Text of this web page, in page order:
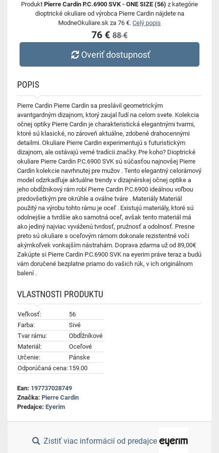
Produkt Pierre Cardin P.C.6900 SVK - ONE SIZE (56) z kategórie
dioptrické okuliare od výrobca Pierre Cardin nájdete na
ModneOkuliare.sk za 76 €. Celý popis
76 € 88 €
Overiť dostupnosť
POPIS
Pierre Cardin Pierre Cardin sa preslávil geometrickým
avantgardným dizajnom, ktorý zaujal ľudí na celom svete. Kolekcia
očnej optiky Pierre Cardin je charakteristická elegantnými tvarmi,
ktoré sú klasické, no zároveň aktuálne, zdobené drahocennými
detailmi. Okuliare Pierre Cardin experimentujú s futuristickým
dizajnom, ale ostávajú verné tradícii značky. Pre koho? Dioptrické
okuliare Pierre Cardin P.C.6900 SVK sú súčasťou najnovšej Pierre
Cardin kolekcie navrhnutej pre mužov . Tento elegantný celorámový
model odzrkadľuje aktuálne trendy v dizajnérskej očnej optike a
jeho obdĺžnikový rám robí Pierre Cardin P.C.6900 ideálnou voľbou
predovšetkým pre okrúhle a oválne tváre . Materiály Materiál
použitý na výrobu tohto rámu je oceľ . Existujú materiály, ktoré sú
odolnejšie a tvrdšie ako samotná oceľ, avšak tento materiál má
ako jediný najviac vyváženú tvrdosť, pružnosť a odolnosť. Presne
preto sú okuliare s oceľovým rámom dokonale rezistentné voči
akýmkoľvek vonkajším nástrahám. Doprava zdarma už od 89,00€
Zakúpte si Pierre Cardin P.C.6900 SVK na eyerim práve teraz a budú
vám doručené bezplatne priamo do vašich rúk, v ich originálnom
balení .
VLASTNOSTI PRODUKTU
Veľkosť:
56
Farba:
Sivé
Tvar rámu:
Obdĺžníkové
Materiál:
Oceľové
Určenie:
Pánske
Odporúčaná cena: 159.00
Ean: 197737028749
Značka: Pierre Cardin
Predajce: Eyerim
Zistiť viac informácií od predajce